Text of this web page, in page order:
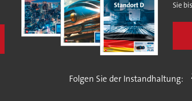
Sie
Folgen Sie der Instandhaltung: